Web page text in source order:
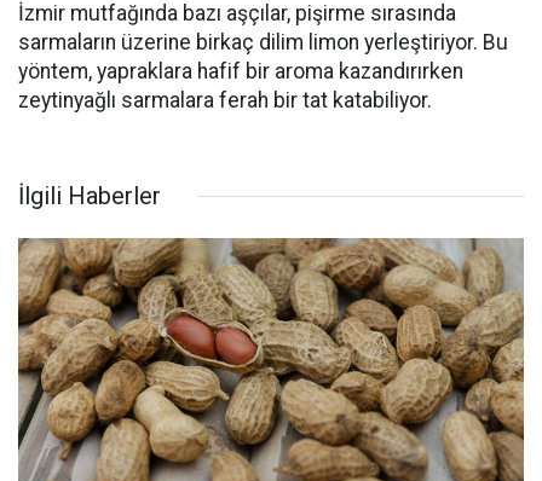
İzmir mutfağında bazı aşçılar, pişirme sırasında
sarmaların üzerine birkaç dilim limon yerleştiriyor. Bu
yöntem, yapraklara hafif bir aroma kazandırırken
zeytinyağlı sarmalara ferah bir tat katabiliyor.
İlgili Haberler